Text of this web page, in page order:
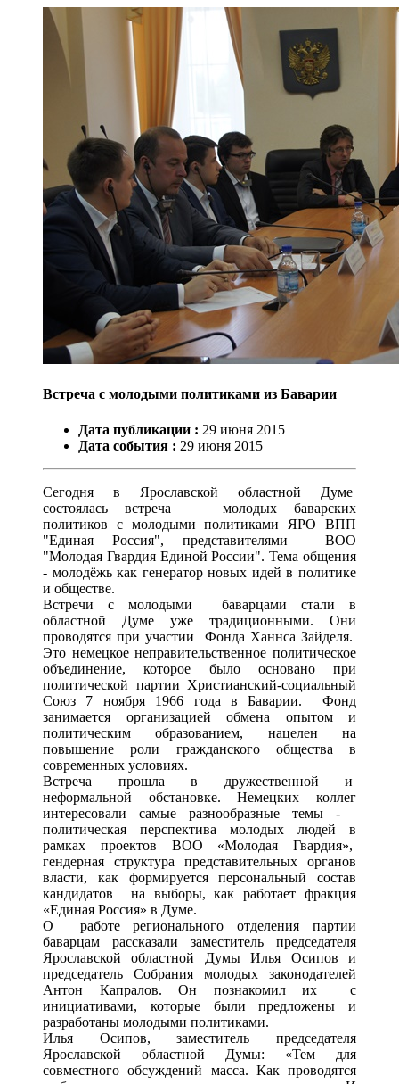
Встреча с молодыми политиками из Баварии
Дата публикации : 29 июня 2015
Дата события : 29 июня 2015
Сегодня в Ярославской областной Думе
состоялась встреча молодых баварских
политиков с молодыми политиками ЯРО ВПП
"Единая Россия", представителями ВОО
"Молодая Гвардия Единой России". Тема общения
- молодёжь как генератор новых идей в политике
и обществе.
Встречи с молодыми баварцами стали в
областной Думе уже традиционными. Они
проводятся при участии Фонда Ханнса Зайделя.
Это немецкое неправительственное политическое
объединение, которое было основано при
политической партии Христианский-социальный
Союз 7 ноября 1966 года в Баварии. Фонд
занимается организацией обмена опытом и
политическим образованием, нацелен на
повышение роли гражданского общества в
современных условиях.
Встреча прошла в дружественной и
неформальной обстановке. Немецких коллег
интересовали самые разнообразные темы -
политическая перспектива молодых людей в
рамках проектов ВОО «Молодая Гвардия»,
гендерная структура представительных органов
власти, как формируется персональный состав
кандидатов на выборы, как работает фракция
«Единая Россия» в Думе.
О работе регионального отделения партии
баварцам рассказали заместитель председателя
Ярославской областной Думы Илья Осипов и
председатель Собрания молодых законодателей
Антон Капралов. Он познакомил их с
инициативами, которые были предложены и
разработаны молодыми политиками.
Илья Осипов, заместитель председателя
Ярославской областной Думы: «Тем для
совместного обсуждений масса. Как проводятся